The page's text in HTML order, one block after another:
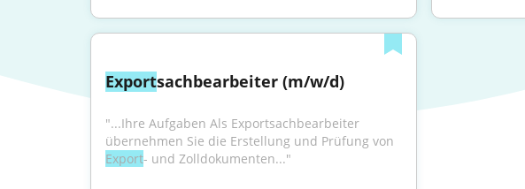
Exportsachbearbeiter (m/w/d)
"...Ihre Aufgaben Als Exportsachbearbeiter
Export- und Zolldokumenten..."